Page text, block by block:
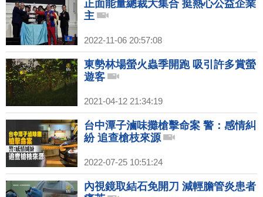
正面能量總裁大集合 挺熱心公益企業
主
2022-11-06 20:57:08
東勢林場螢火蟲季開跑 吸引許多賞螢
遊客
2021-04-12 21:34:19
台中潭子滷味攤槍擊命案 警：感情糾
紛 追查槍枝來源
2022-07-25 10:51:24
內視鏡取結石免開刀 減輕膽管炎患者